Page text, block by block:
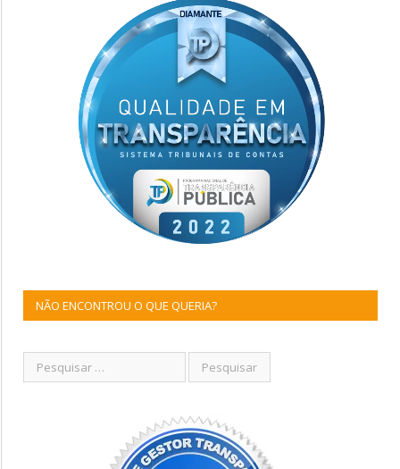
NÃO ENCONTROU O QUE QUERIA?